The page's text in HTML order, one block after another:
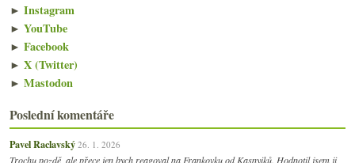
► Instagram
► YouTube
► Facebook
► X (Twitter)
► Mastodon
Poslední komentáře
Pavel Raclavský 26. 1. 2026
Trochu pozdě, ale přece jen bych reagoval na Frankovku od Kasnyiků. Hodnotil jsem ji